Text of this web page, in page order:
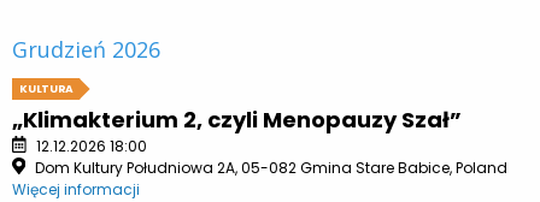
Grudzień 2026
KULTURA
„Klimakterium 2, czyli Menopauzy Szał”
12.12.2026 18:00
Dom Kultury Południowa 2A, 05-082 Gmina Stare Babice, Poland
Więcej informacji